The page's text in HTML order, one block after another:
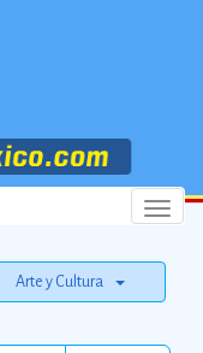
Menu
Arte y Cultura